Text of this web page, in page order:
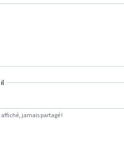
jamais partagé !